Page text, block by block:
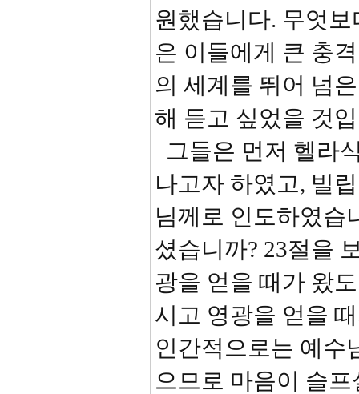
원했습니다. 무엇
은 이들에게 큰 충
의 세계를 뛰어 넘
해 듣고 싶었을 것
그들은 먼저 헬라
나고자 하였고, 빌
님께로 인도하였습
셨습니까? 23절을
광을 얻을 때가 왔
시고 영광을 얻을
인간적으로는 예수
으므로 마음이 슬